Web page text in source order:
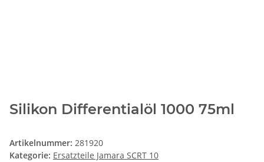
Silikon Differentialöl 1000 75ml
Artikelnummer: 281920
Kategorie: Ersatzteile Jamara SCRT 10